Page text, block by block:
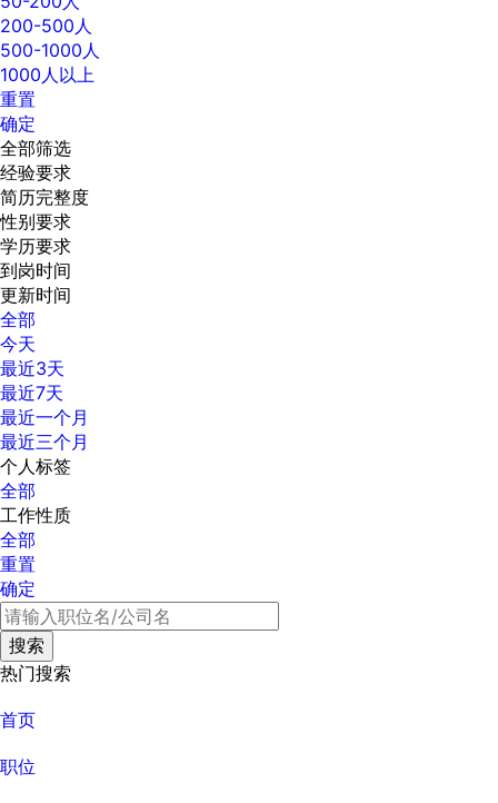
200-500人
500-1000人
1000人以上
重置
确定
全部筛选
经验要求
简历完整度
性别要求
学历要求
到岗时间
更新时间
全部
今天
最近3天
最近7天
最近一个月
最近三个月
个人标签
全部
工作性质
全部
重置
确定
热门搜索
首页
职位